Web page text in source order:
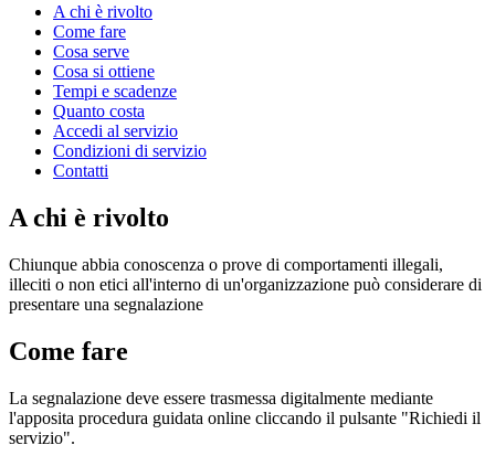
A chi è rivolto
Come fare
Cosa serve
Cosa si ottiene
Tempi e scadenze
Quanto costa
Accedi al servizio
Condizioni di servizio
Contatti
A chi è rivolto
Chiunque abbia conoscenza o prove di comportamenti illegali,
illeciti o non etici all'interno di un'organizzazione può considerare di
presentare una segnalazione
Come fare
La segnalazione deve essere trasmessa digitalmente mediante
l'apposita procedura guidata online cliccando il pulsante "Richiedi il
servizio".